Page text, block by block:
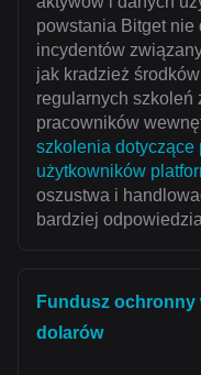
powstania Bitget nie
incydentów
jak kradzież
regularnych szkoleń
pracowników
szkolenia dotyczące
użytkowników
oszustwa i
bardziej
Fundusz
dolarów